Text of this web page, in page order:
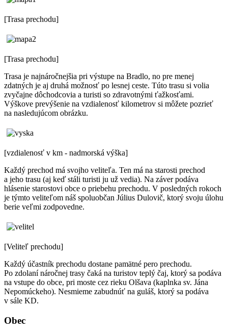
[Trasa prechodu]
[Trasa prechodu]
Trasa je najnáročnejšia pri výstupe na Bradlo, no pre menej
zdatných je aj druhá možnosť po lesnej ceste. Túto trasu si volia
zvyčajne dôchodcovia a turisti so zdravotnými ťažkosťami.
Výškove prevýšenie na vzdialenosť kilometrov si môžete pozrieť
na nasledujúcom obrázku.
[vzdialenosť v km - nadmorská výška]
Každý prechod má svojho veliteľa. Ten má na starosti prechod
a jeho trasu (aj keď stáli turisti ju už vedia). Na záver podáva
hlásenie starostovi obce o priebehu prechodu. V posledných rokoch
je týmto veliteľom náš spoluobčan Július Dulovič, ktorý svoju úlohu
berie veľmi zodpovedne.
[Veliteľ prechodu]
Každý účastník prechodu dostane pamätné pero prechodu.
Po zdolaní náročnej trasy čaká na turistov teplý čaj, ktorý sa podáva
na vstupe do obce, pri moste cez rieku Olšava (kaplnka sv. Jána
Nepomúckeho). Nesmieme zabudnúť na guláš, ktorý sa podáva
v sále KD.
Obec